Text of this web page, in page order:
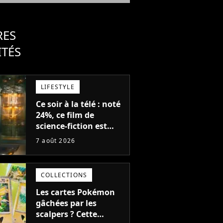
LIFESTYLE
Ce soir à la télé : noté
24%, ce film de
science-fiction est
complètement raté,
encore pire à cause de
son acteur
7 août 2026
COLLECTIONS
Les cartes Pokémon
gâchées par les
scalpers ? Cette